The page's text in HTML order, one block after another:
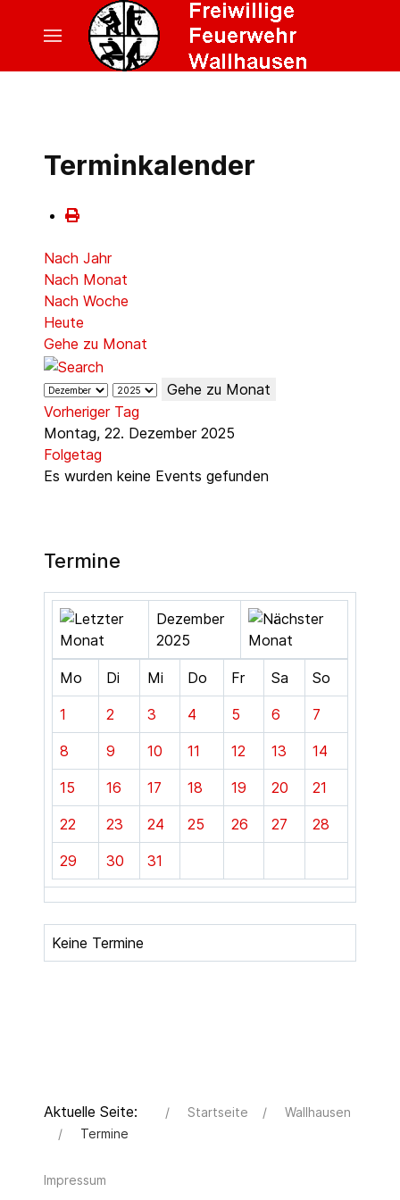
Terminkalender
Nach Jahr
Nach Monat
Nach Woche
Heute
Gehe zu Monat
Gehe zu Monat
Vorheriger Tag
Montag, 22. Dezember 2025
Folgetag
Es wurden keine Events gefunden
Termine
Dezember
2025
Mo Di Mi Do Fr Sa So
1 2 3 4 5 6 7
8 9 10 11 12 13 14
15 16 17 18 19 20 21
22 23 24 25 26 27 28
29 30 31
Keine Termine
Aktuelle Seite: Startseite
Wallhausen
Termine
Impressum